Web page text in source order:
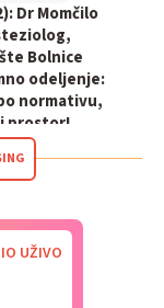
Dr Momčilo
Bolnice
odeljenje:
normativu,
prostor!
UŽIVO